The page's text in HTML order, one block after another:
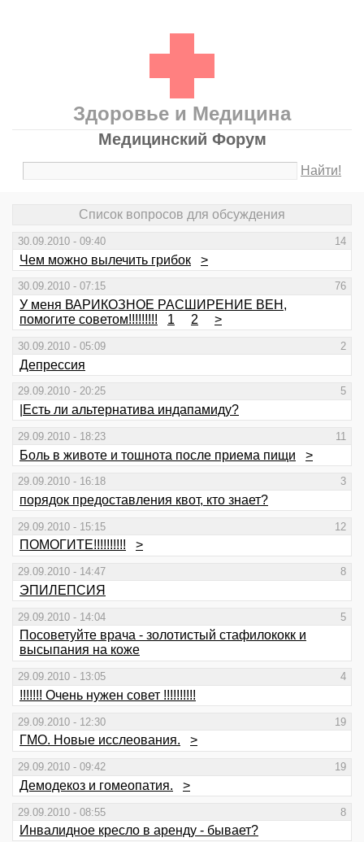
Здоровье и Медицина
Медицинский Форум
Найти!
Список вопросов для обсуждения
30.09.2010 - 09:40 14
Чем можно вылечить грибок >
30.09.2010 - 07:15 76
У меня ВАРИКОЗНОЕ РАСШИРЕНИЕ ВЕН,
помогите советом!!!!!!!!!
1 2 >
30.09.2010 - 05:09 2
Депрессия
29.09.2010 - 20:25 5
|Есть ли альтернатива индапамиду?
29.09.2010 - 18:23 11
Боль в животе и тошнота после приема пищи >
29.09.2010 - 16:18 3
порядок предоставления квот, кто знает?
29.09.2010 - 15:15 12
ПОМОГИТЕ!!!!!!!!!! >
29.09.2010 - 14:47 8
ЭПИЛЕПСИЯ
29.09.2010 - 14:04 5
Посоветуйте врача - золотистый стафилококк и
высыпания на коже
29.09.2010 - 13:05 4
!!!!!!! Очень нужен совет !!!!!!!!!!
29.09.2010 - 12:30 19
ГМО. Новые исслеования. >
29.09.2010 - 09:42 19
Демодекоз и гомеопатия. >
29.09.2010 - 08:55 8
Инвалидное кресло в аренду - бывает?